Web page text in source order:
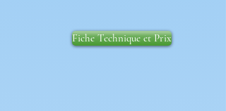
Fiche Technique et Prix